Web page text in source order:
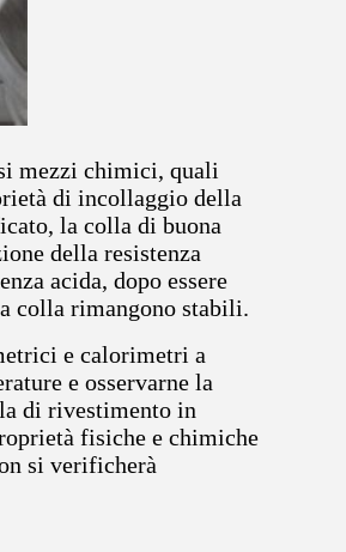
mezzi chimici, quali
di incollaggio della
la colla di buona
della resistenza
acida, dopo essere
colla rimangono stabili.
e calorimetri a
e osservarne la
di rivestimento in
fisiche e chimiche
si verificherà